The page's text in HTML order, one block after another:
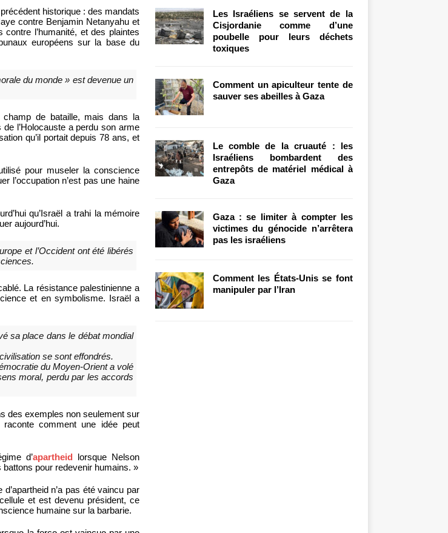
historique : des mandats
contre Benjamin Netanyahu et
l’humanité, et des plaintes
européens sur la base du
du monde » est devenue un
de bataille, mais dans la
l’Holocauste a perdu son arme
qu’il portait depuis 78 ans, et
pour museler la conscience
l’occupation n’est pas une haine
qu’Israël a trahi la mémoire
aujourd’hui.
et l’Occident ont été libérés
La résistance palestinienne a
et en symbolisme. Israël a
sa place dans le débat mondial
se sont effondrés.
du Moyen-Orient a volé
moral, perdu par les accords
des exemples non seulement sur
comment une idée peut
d’apartheid lorsque Nelson
pour redevenir humains. »
n’a pas été vaincu par
et est devenu président, ce
humaine sur la barbarie.
Les Israéliens se servent de la
Cisjordanie comme d’une
poubelle pour leurs déchets
toxiques
Comment un apiculteur tente de
sauver ses abeilles à Gaza
Le comble de la cruauté : les
Israéliens bombardent des
entrepôts de matériel médical à
Gaza
Gaza : se limiter à compter les
victimes du génocide n’arrêtera
pas les israéliens
Comment les États-Unis se font
manipuler par l’Iran